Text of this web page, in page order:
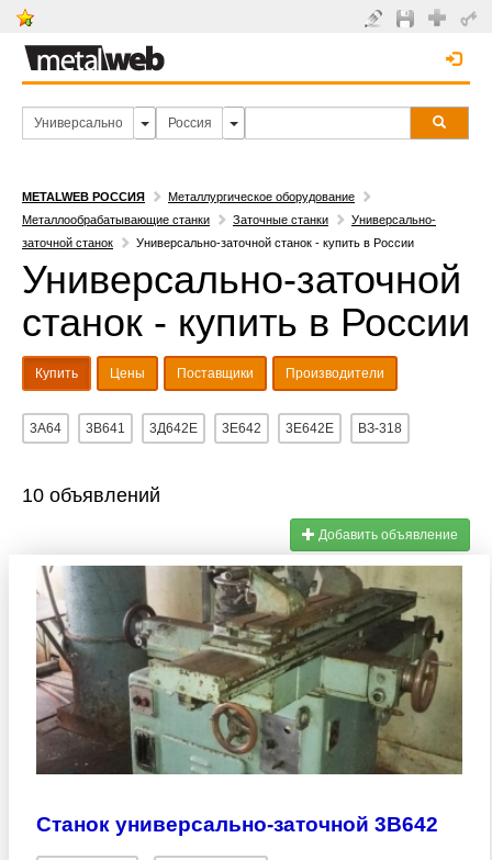
METALWEB РОССИЯ
Металлургическое оборудование
Металлообрабатывающие станки
Заточные станки
Универсально-
заточной станок
Универсально-заточной станок - купить в России
Универсально-заточной
станок - купить в России
Купить Цены Поставщики Производители
3А64 3В641 3Д642Е 3Е642 3Е642Е ВЗ-318
10 объявлений
Добавить объявление
Станок универсально-заточной 3В642